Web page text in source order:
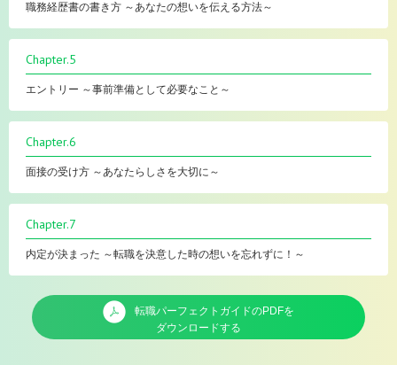
職務経歴書の書き方 ～あなたの想いを伝える方法～
Chapter.5
エントリー ～事前準備として必要なこと～
Chapter.6
面接の受け方 ～あなたらしさを大切に～
Chapter.7
内定が決まった ～転職を決意した時の想いを忘れずに！～
転職パーフェクトガイドのPDFを
ダウンロードする